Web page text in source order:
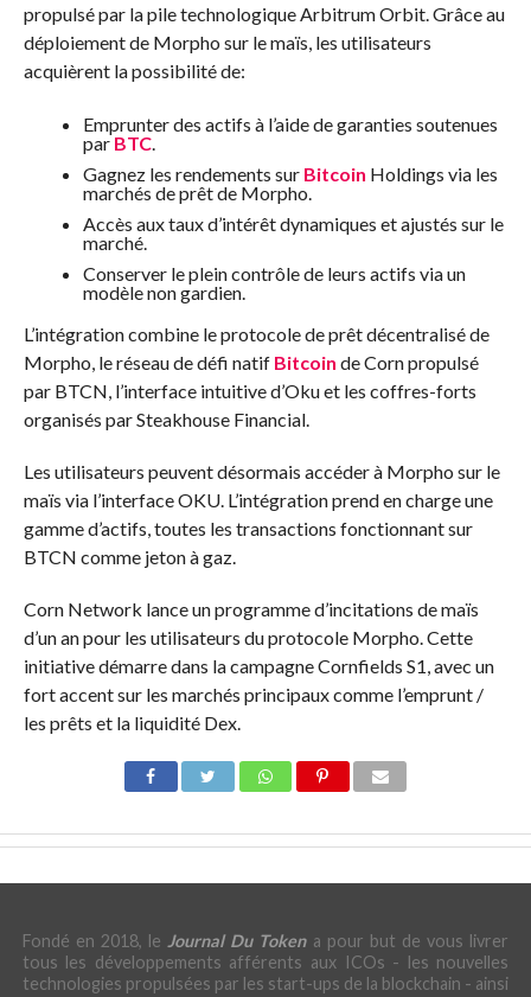
propulsé par la pile technologique Arbitrum Orbit. Grâce au
déploiement de Morpho sur le maïs, les utilisateurs
acquièrent la possibilité de:
Emprunter des actifs à l’aide de garanties soutenues
parBTC.
Gagnez les rendements sur Bitcoin Holdings via les
marchés de prêt de Morpho.
Accès aux taux d’intérêt dynamiques et ajustés sur le
marché.
Conserver le plein contrôle de leurs actifs via un
modèle non gardien.
L’intégration combine le protocole de prêt décentralisé de
Morpho, le réseau de défi natif Bitcoin de Corn propulsé
par BTCN, l’interface intuitive d’Oku et les coffres-forts
organisés par Steakhouse Financial.
Les utilisateurs peuvent désormais accéder à Morpho sur le
maïs via l’interface OKU. L’intégration prend en charge une
gamme d’actifs, toutes les transactions fonctionnant sur
BTCN comme jeton à gaz.
Corn Network lance un programme d’incitations de maïs
d’un an pour les utilisateurs du protocole Morpho. Cette
initiative démarre dans la campagne Cornfields S1, avec un
fort accent sur les marchés principaux comme l’emprunt /
les prêts et la liquidité Dex.
Fondé en 2018, le Journal Du Tokena pour but de vous livrer
tous les développements afférents aux ICOs - les nouvelles
technologies propulsées par les start-ups de la blockchain - ainsi